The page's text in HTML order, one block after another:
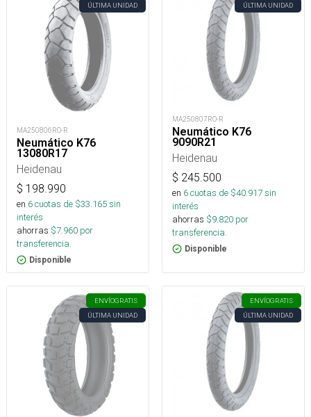
ÚLTIMA UNIDAD
MA250806RO-R
Neumático K76
13080R17
Heidenau
$ 198.990
en 6cuotas de $33.165sin
interés
ahorras $7.960 por
transferencia.
Disponible
ÚLTIMA UNIDAD
MA250807RO-R
Neumático K76
9090R21
Heidenau
$ 245.500
en 6cuotas de $40.917sin
interés
ahorras $9.820 por
transferencia.
Disponible
ENVÍOGRATIS
ÚLTIMA UNIDAD
ENVÍOGRATIS
ÚLTIMA UNIDAD